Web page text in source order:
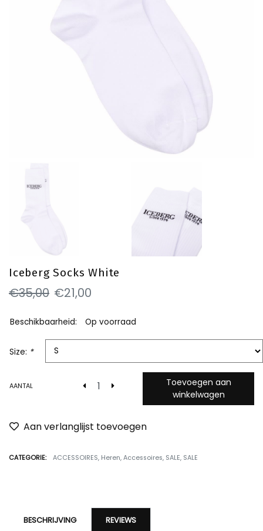
Iceberg Socks White
€35,00 €21,00
Beschikbaarheid: Op voorraad
Size: *
AANTAL
Toevoegen aan
winkelwagen
Aan verlanglijst toevoegen
CATEGORIE: ACCESSOIRES, Heren, Accessoires, SALE, SALE
BESCHRIJVING REVIEWS